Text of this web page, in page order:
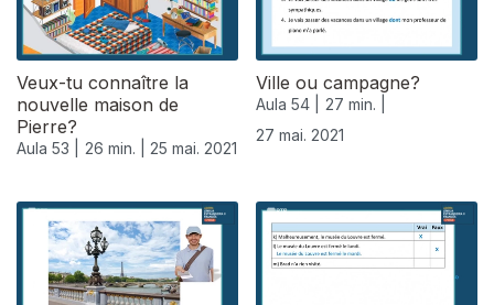
Veux-tu connaître la
nouvelle maison de
Pierre?
Aula 53 | 26 min. | 25 mai. 2021
Ville ou campagne?
Aula 54 |
27 min. |
27 mai. 2021